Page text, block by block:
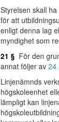
Styrelsen skall
för att
enligt denna lag
myndighet som
21 § För den
annat följer av 24
Linjenämnds
högskoleenhet
lämpligt kan